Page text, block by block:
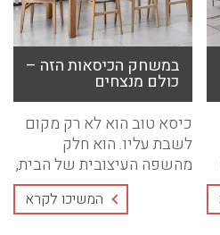
במשחק הכיסאות הזה –
כולם מנצחים
כיסא טוב הוא לא רק מקום
לשבת עליו. הוא חלק
מהשפה העיצובית של הבית,
המשיכו לקרא